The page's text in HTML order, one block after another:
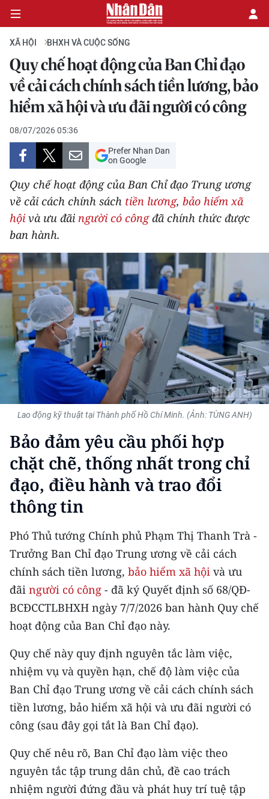
CHÍNH TRỊ
KINH TẾ
VĂN HÓA
XÃ HỘI
PHÁP LUẬT
DU LỊCH
THẾ GIỚI
THỂ THAO
GIÁO DỤC
Y TẾ
KHOA HỌC - CÔNG NGHỆ
MÔI TRƯỜNG
KIỂM CHỨNG THÔNG TIN
TRI THỨC CHUYÊN SÂU
54 DÂN TỘC VIỆT NAM
CHƯƠNG TRÌNH OCOP - MỖI XÃ
MỘT SẢN PHẨM
RADIO
MEDIA CENTER
E-Magazine
Video
Media Chính trị
Media Kinh tế
Media Văn hóa
Media Xã hội
XÃ HỘI BHXH VÀ CUỘC SỐNG
Quy chế hoạt động của Ban Chỉ đạo
về cải cách chính sách tiền lương, bảo
hiểm xã hội và ưu đãi người có công
08/07/2026 05:36
Prefer Nhan Dan
on Google
Quy chế hoạt động của Ban Chỉ đạo Trung ương
về cải cách chính sách tiền lương, bảo hiểm xã
hội và ưu đãi người có côngđã chính thức được
ban hành.
Lao động kỹ thuật tại Thành phố Hồ Chí Minh. (Ảnh: TÙNG ANH)
Bảo đảm yêu cầu phối hợp
chặt chẽ, thống nhất trong chỉ
đạo, điều hành và trao đổi
thông tin
Phó Thủ tướng Chính phủ Phạm Thị Thanh Trà -
Trưởng Ban Chỉ đạo Trung ương về cải cách
chính sách tiền lương, bảo hiểm xã hội và ưu
đãi người có công - đã ký Quyết định số 68/QĐ-
BCĐCCTLBHXH ngày 7/7/2026 ban hành Quy chế
hoạt động của Ban Chỉ đạo này.
Quy chế này quy định nguyên tắc làm việc,
nhiệm vụ và quyền hạn, chế độ làm việc của
Ban Chỉ đạo Trung ương về cải cách chính sách
tiền lương, bảo hiểm xã hội và ưu đãi người có
công (sau đây gọi tắt là Ban Chỉ đạo).
Quy chế nêu rõ, Ban Chỉ đạo làm việc theo
nguyên tắc tập trung dân chủ, đề cao trách
nhiệm người đứng đầu và phát huy trí tuệ tập